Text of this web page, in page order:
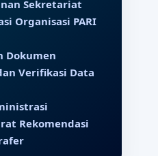
Sekretariat
Organisasi PARI
Dokumen
Verifikasi Data
Rekomendasi